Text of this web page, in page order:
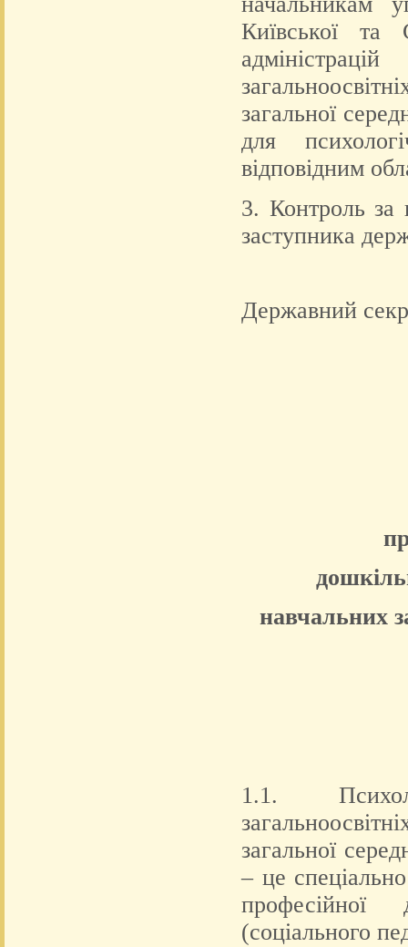
Київської та
загальної
для
відповідним
3. Контроль за
заступника
навчальних
1.1.
загальної
– це
професійної
(соціального